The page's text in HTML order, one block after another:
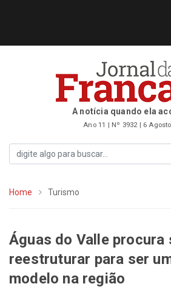
A notícia quando ela
Ano 11 | Nº 3932 | 6
Home Turismo
​Águas do Valle procura
reestruturar para ser
modelo na região